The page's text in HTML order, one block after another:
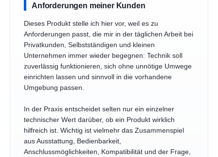
Anforderungen meiner Kunden
Dieses Produkt stelle ich hier vor, weil es zu
Anforderungen passt, die mir in der täglichen Arbeit bei
Privatkunden, Selbstständigen und kleinen
Unternehmen immer wieder begegnen: Technik soll
zuverlässig funktionieren, sich ohne unnötige Umwege
einrichten lassen und sinnvoll in die vorhandene
Umgebung passen.
In der Praxis entscheidet selten nur ein einzelner
technischer Wert darüber, ob ein Produkt wirklich
hilfreich ist. Wichtig ist vielmehr das Zusammenspiel
aus Ausstattung, Bedienbarkeit,
Anschlussmöglichkeiten, Kompatibilität und der Frage,